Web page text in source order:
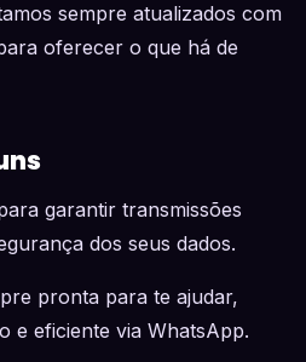
sempre atualizados com
oferecer o que há de
garantir transmissões
dos seus dados.
pronta para te ajudar,
e eficiente via WhatsApp.